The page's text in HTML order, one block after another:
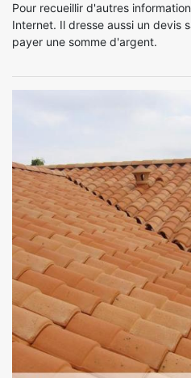
Pour recueillir d'autres
Internet. Il dresse aussi un devis
payer une somme d'argent.